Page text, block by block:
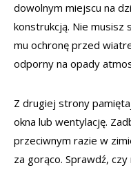
dowolnym miejscu na
konstrukcją. Nie musisz
mu ochronę przed
odporny na opady
Z drugiej strony
okna lub wentylację.
przeciwnym razie w
za gorąco. Sprawdź,